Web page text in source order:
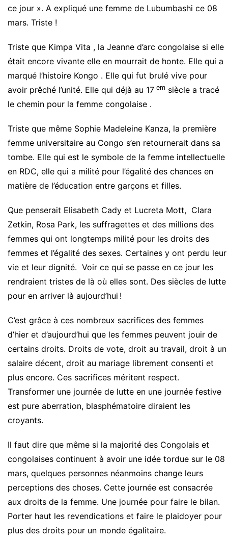
ce jour ». A expliqué une femme de Lubumbashi ce 08
mars. Triste !
Triste que Kimpa Vita , la Jeanne d’arc congolaise si elle
était encore vivante elle en mourrait de honte. Elle qui a
marqué l’histoire Kongo . Elle qui fut brulé vive pour
avoir prêché l’unité. Elle qui déjà au 17 em siècle a tracé
le chemin pour la femme congolaise .
Triste que même Sophie Madeleine Kanza, la première
femme universitaire au Congo s’en retournerait dans sa
tombe. Elle qui est le symbole de la femme intellectuelle
en RDC, elle qui a milité pour l’égalité des chances en
matière de l’éducation entre garçons et filles.
Que penserait Elisabeth Cady et Lucreta Mott, Clara
Zetkin, Rosa Park, les suffragettes et des millions des
femmes qui ont longtemps milité pour les droits des
femmes et l’égalité des sexes. Certaines y ont perdu leur
vie et leur dignité. Voir ce qui se passe en ce jour les
rendraient tristes de là où elles sont. Des siècles de lutte
pour en arriver là aujourd’hui !
C’est grâce à ces nombreux sacrifices des femmes
d’hier et d’aujourd’hui que les femmes peuvent jouir de
certains droits. Droits de vote, droit au travail, droit à un
salaire décent, droit au mariage librement consenti et
plus encore. Ces sacrifices méritent respect.
Transformer une journée de lutte en une journée festive
est pure aberration, blasphématoire diraient les
croyants.
Il faut dire que même si la majorité des Congolais et
congolaises continuent à avoir une idée tordue sur le 08
mars, quelques personnes néanmoins change leurs
perceptions des choses. Cette journée est consacrée
aux droits de la femme. Une journée pour faire le bilan.
Porter haut les revendications et faire le plaidoyer pour
plus des droits pour un monde égalitaire.